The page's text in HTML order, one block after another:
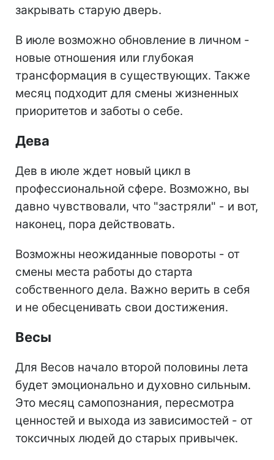
закрывать старую дверь.
В июле возможно обновление в личном -
новые отношения или глубокая
трансформация в существующих. Также
месяц подходит для смены жизненных
приоритетов и заботы о себе.
Дева
Дев в июле ждет новый цикл в
профессиональной сфере. Возможно, вы
давно чувствовали, что "застряли" - и вот,
наконец, пора действовать.
Возможны неожиданные повороты - от
смены места работы до старта
собственного дела. Важно верить в себя
и не обесценивать свои достижения.
Весы
Для Весов начало второй половины лета
будет эмоционально и духовно сильным.
Это месяц самопознания, пересмотра
ценностей и выхода из зависимостей - от
токсичных людей до старых привычек.